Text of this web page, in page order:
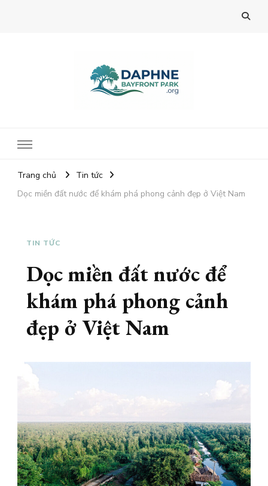
Trang chủ
Tin tức
Dọc miền đất nước để khám phá phong cảnh đẹp ở Việt Nam
TIN TỨC
Dọc miền đất nước để
khám phá phong cảnh
đẹp ở Việt Nam